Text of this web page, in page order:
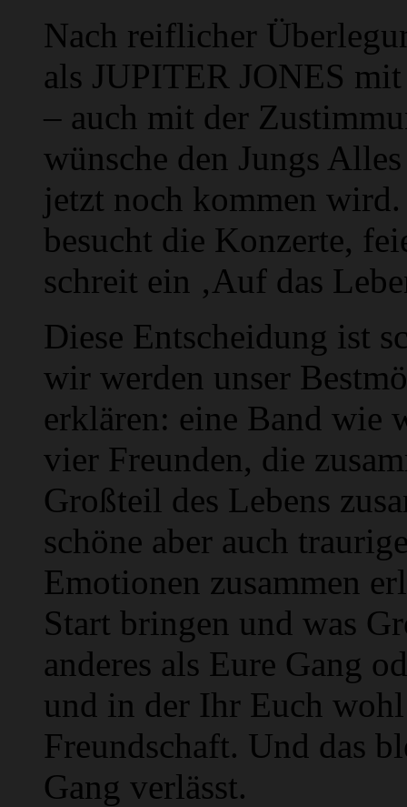
Nach reiflicher
als JUPITER JONES
– auch mit der
wünsche den Jungs
jetzt noch kommen
besucht die Konzerte,
schreit ein ‚Auf das
Diese Entscheidung ist
wir werden unser
erklären: eine Band wie
vier Freunden, die
Großteil des Lebens
schöne aber auch
Emotionen zusammen
Start bringen und was
anderes als Eure Gang
und in der Ihr Euch
Freundschaft. Und das
Gang verlässt.